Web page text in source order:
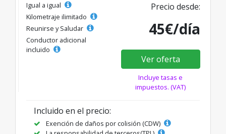
Igual a igual
Kilometraje ilimitado
Reunirse y Saludar
Conductor adicional
incluido
Precio desde:
45€/día
Ver oferta
Incluye tasas e
impuestos. (VAT)
Incluido en el precio:
Exención de daños por colisión (CDW)